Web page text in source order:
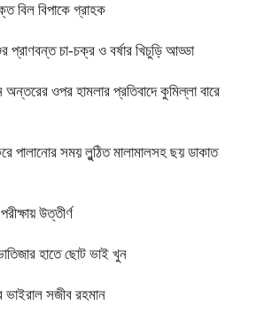
বিল বিপাকে গ্রাহক
প্রাণবন্ত চা-চক্র ও বর্ষার খিচুড়ি আড্ডা
ওপর হামলার প্রতিবাদে কুমিল্লা বারে
পালানোর সময় লুন্ঠিত মালামালসহ ছয় ডাকাত
উত্তীর্ণ
হাতে ছোট ভাই খুন
ভাইরাল সজীব রহমান